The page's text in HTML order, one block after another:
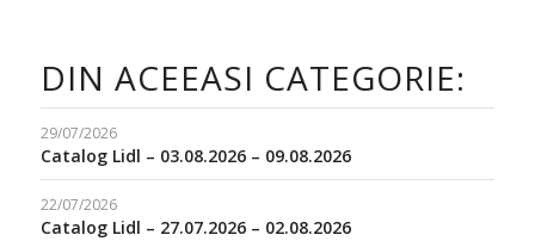
DIN ACEEASI CATEGORIE:
29/07/2026
Catalog Lidl – 03.08.2026 – 09.08.2026
22/07/2026
Catalog Lidl – 27.07.2026 – 02.08.2026